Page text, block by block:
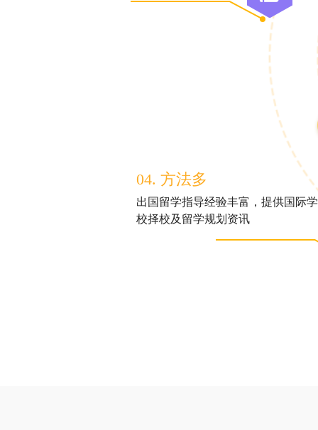
04. 方法多
出国留学指导经验丰富，提供国际学
校择校及留学规划资讯